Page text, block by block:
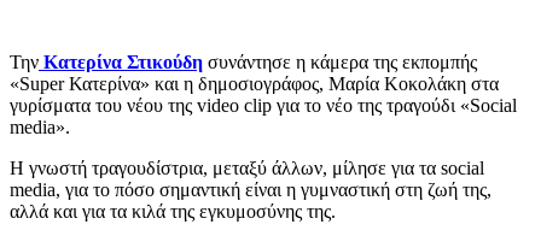
Την Κατερίνα Στικούδη συνάντησε η κάμερα της εκπομπής
«Super Κατερίνα» και η δημοσιογράφος, Μαρία Κοκολάκη στα
γυρίσματα του νέου της video clip για το νέο της τραγούδι «Social
media».
Η γνωστή τραγουδίστρια, μεταξύ άλλων, μίλησε για τα social
media, για το πόσο σημαντική είναι η γυμναστική στη ζωή της,
αλλά και για τα κιλά της εγκυμοσύνης της.